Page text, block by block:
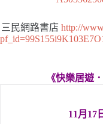
三民網路書店http://
《快樂居遊
11月17